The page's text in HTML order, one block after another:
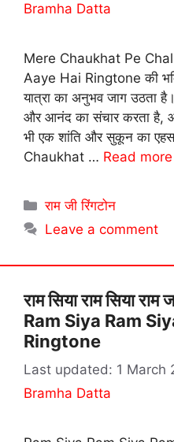
Bramha Datta
Mere Chaukhat Pe
Aaye Hai Ringtone की
यात्रा का अनुभव जाग उठता
और आनंद का संचार करता है,
भी एक शांति और सुकून का
Chaukhat … Read more
Categories
राम जी रिंगटोन
Leave a comment
राम सिया राम सिया राम
Ram Siya Ram
Ringtone
1 March
Bramha Datta